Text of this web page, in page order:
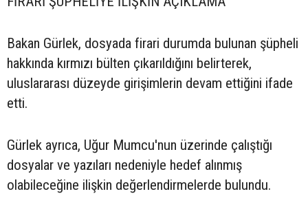
Bakan Gürlek, dosyada firari durumda bulunan şüpheli
hakkında kırmızı bülten çıkarıldığını belirterek,
uluslararası düzeyde girişimlerin devam ettiğini ifade
etti.
Gürlek ayrıca, Uğur Mumcu'nun üzerinde çalıştığı
dosyalar ve yazıları nedeniyle hedef alınmış
olabileceğine ilişkin değerlendirmelerde bulundu.